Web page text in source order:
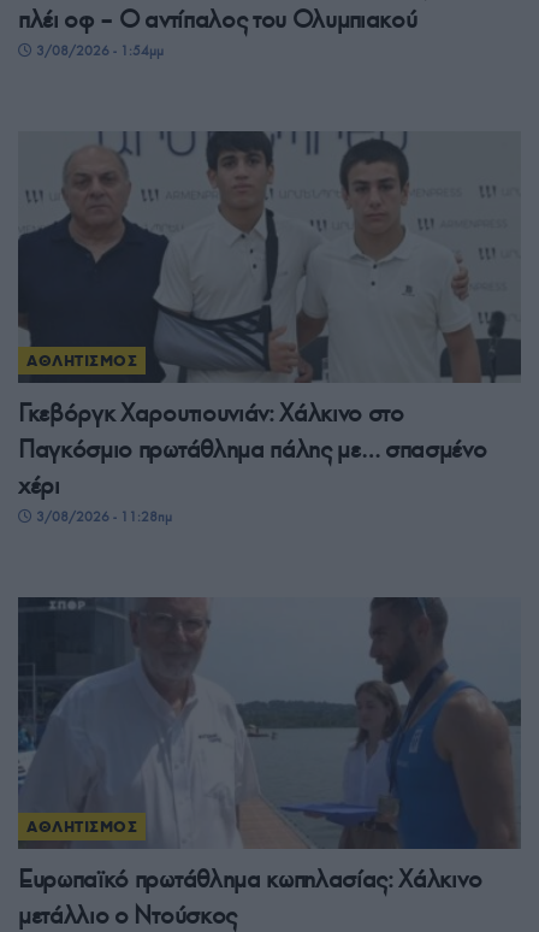
πλέι οφ – Ο αντίπαλος του Ολυμπιακού
3/08/2026 - 1:54μμ
ΑΘΛΗΤΙΣΜΟΣ
Γκεβόργκ Χαρουτιουνιάν: Χάλκινο στο
Παγκόσμιο πρωτάθλημα πάλης με… σπασμένο
χέρι
3/08/2026 - 11:28πμ
ΑΘΛΗΤΙΣΜΟΣ
Ευρωπαϊκό πρωτάθλημα κωπηλασίας: Χάλκινο
μετάλλιο ο Ντούσκος